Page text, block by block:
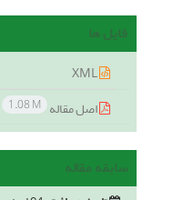
فایل ها
اصل مقاله 1.08 M
سابقه مقاله